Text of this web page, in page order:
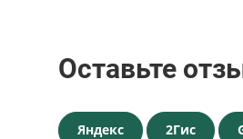
Оставьте
Яндекс 2Гис